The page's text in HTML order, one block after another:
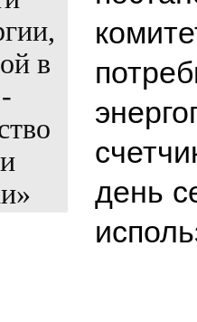
день